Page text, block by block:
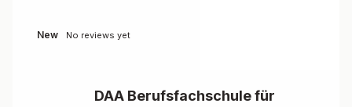
New No reviews yet
DAA Berufsfachschule für